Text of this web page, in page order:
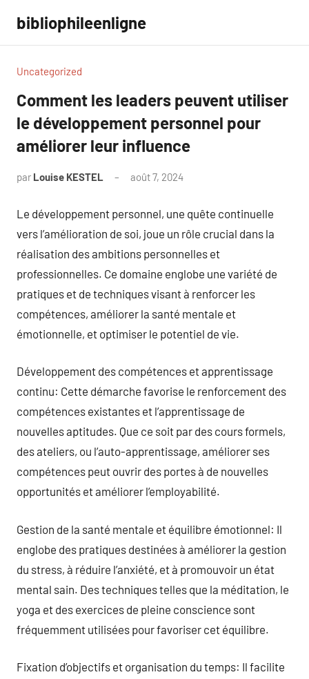
contenu
bibliophileenligne
Uncategorized
Comment les leaders peuvent utiliser
le développement personnel pour
améliorer leur influence
par Louise KESTEL août 7, 2024
Le développement personnel, une quête continuelle
vers l’amélioration de soi, joue un rôle crucial dans la
réalisation des ambitions personnelles et
professionnelles. Ce domaine englobe une variété de
pratiques et de techniques visant à renforcer les
compétences, améliorer la santé mentale et
émotionnelle, et optimiser le potentiel de vie.
Développement des compétences et apprentissage
continu: Cette démarche favorise le renforcement des
compétences existantes et l’apprentissage de
nouvelles aptitudes. Que ce soit par des cours formels,
des ateliers, ou l’auto-apprentissage, améliorer ses
compétences peut ouvrir des portes à de nouvelles
opportunités et améliorer l’employabilité.
Gestion de la santé mentale et équilibre émotionnel: Il
englobe des pratiques destinées à améliorer la gestion
du stress, à réduire l’anxiété, et à promouvoir un état
mental sain. Des techniques telles que la méditation, le
yoga et des exercices de pleine conscience sont
fréquemment utilisées pour favoriser cet équilibre.
Fixation d’objectifs et organisation du temps: Il facilite